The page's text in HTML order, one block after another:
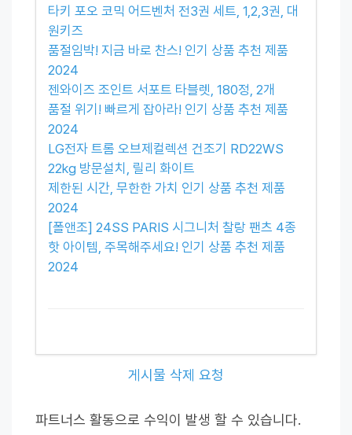
타키 포오 코믹 어드벤처 전3권 세트, 1,2,3권, 대
원키즈
품절임박! 지금 바로 찬스! 인기 상품 추천 제품
2024
젠와이즈 조인트 서포트 타블렛, 180정, 2개
품절 위기! 빠르게 잡아라! 인기 상품 추천 제품
2024
LG전자 트롬 오브제컬렉션 건조기 RD22WS
22kg 방문설치, 릴리 화이트
제한된 시간, 무한한 가치 인기 상품 추천 제품
2024
[폴앤조] 24SS PARIS 시그니처 찰랑 팬츠 4종
핫 아이템, 주목해주세요! 인기 상품 추천 제품
2024
게시물 삭제 요청
파트너스 활동으로 수익이 발생 할 수 있습니다.